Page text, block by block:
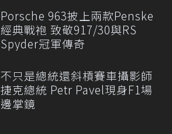
Porsche 963披上兩款Penske
經典戰袍 致敬917/30與RS
Spyder冠軍傳奇
不只是總統還斜槓賽車攝影師
捷克總統 Petr Pavel現身F1場
邊掌鏡